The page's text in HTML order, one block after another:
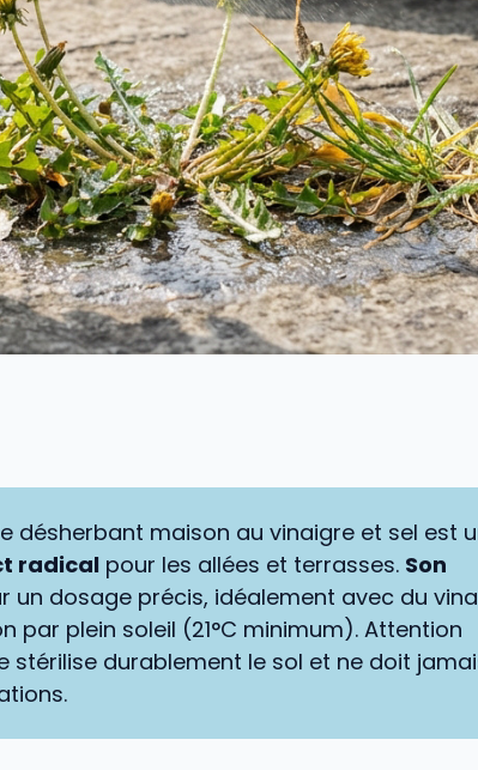
désherbant maison au vinaigre et sel est
radical pour les allées et terrasses. Son
un dosage précis, idéalement avec du
par plein soleil (21°C minimum). Attention
stérilise durablement le sol et ne doit